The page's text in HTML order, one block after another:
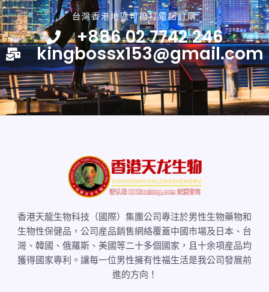
台灣香港地區可撥打電話訂購
+886 02 7742 246
kingbossx153@gmail.com
香港天龍生物科技（國際）集團公司專注於男性生物藥物和
生物性保健品，公司産品銷售網絡覆蓋中國市場及日本、台
灣、韓國、俄羅斯、美國等二十多個國家，且十余項産品均
獲得國家專利。讓每一位男性擁有性福生活是我公司發展前
進的方向！